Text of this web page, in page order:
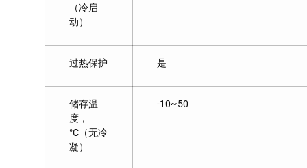
（冷启
动）
过热保护 是
储存温
度，
°C（无冷
凝）
-10~50